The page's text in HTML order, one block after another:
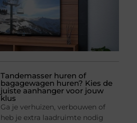
Tandemasser huren of
bagagewagen huren? Kies de
juiste aanhanger voor jouw
klus
Ga je verhuizen, verbouwen of
heb je extra laadruimte nodig